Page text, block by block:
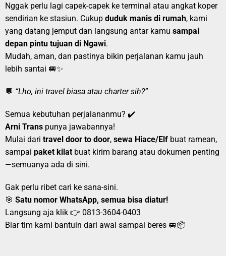
Nggak perlu lagi capek-capek ke terminal atau angkat koper
sendirian ke stasiun. Cukup duduk manis di rumah, kami
yang datang jemput dan langsung antar kamu sampai
depan pintu tujuan di Ngawi.
Mudah, aman, dan pastinya bikin perjalanan kamu jauh
lebih santai 🚐✨
💬 “Lho, ini travel biasa atau charter sih?”
Semua kebutuhan perjalananmu? ✔️
Arni Trans punya jawabannya!
Mulai dari travel door to door, sewa Hiace/Elf buat ramean,
sampai paket kilat buat kirim barang atau dokumen penting
—semuanya ada di sini.
Gak perlu ribet cari ke sana-sini.
🎯 Satu nomor WhatsApp, semua bisa diatur!
Langsung aja klik 👉 0813-3604-0403
Biar tim kami bantuin dari awal sampai beres 🚐📦